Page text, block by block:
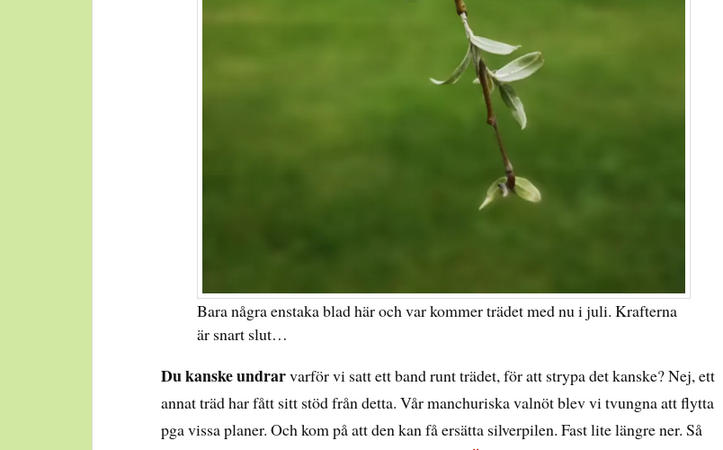
Bara några enstaka blad här och var kommer trädet med nu i juli. Krafterna
är snart slut…
Du kanske undrarvarför vi satt ett band runt trädet, för att strypa det kanske? Nej, ett
annat träd har fått sitt stöd från detta. Vår manchuriska valnöt blev vi tvungna att flytta
pga vissa planer. Och kom på att den kan få ersätta silverpilen. Fast lite längre ner. Så